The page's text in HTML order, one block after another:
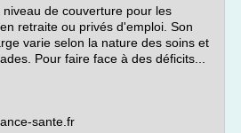
de couverture pour les
retraite ou privés d'emploi. Son
varie selon la nature des soins et
Pour faire face à des déficits...
sante.fr